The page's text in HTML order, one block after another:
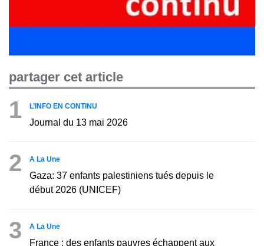
partager cet article
1 L’INFO EN CONTINU
Journal du 13 mai 2026
2 A La Une
Gaza: 37 enfants palestiniens tués depuis le
début 2026 (UNICEF)
3 A La Une
France : des enfants pauvres échappent aux